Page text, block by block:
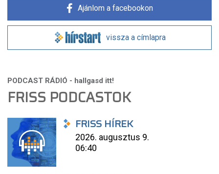
Ajánlom a facebookon
vissza a címlapra
FRISS PODCASTOK
FRISS HÍREK
2026. augusztus 9.
06:40